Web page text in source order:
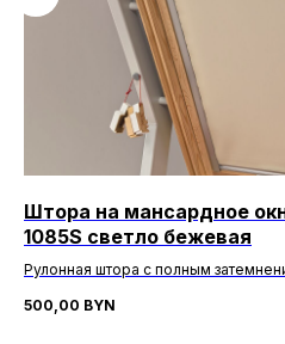
Штора на мансардное
1085S светло бежевая
Рулонная штора с полным
500,00 BYN